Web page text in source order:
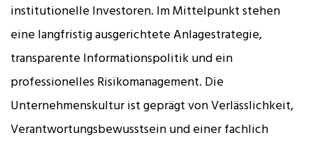
institutionelle Investoren. Im Mittelpunkt stehen
eine langfristig ausgerichtete Anlagestrategie,
transparente Informationspolitik und ein
professionelles Risikomanagement. Die
Unternehmenskultur ist geprägt von Verlässlichkeit,
Verantwortungsbewusstsein und einer fachlich